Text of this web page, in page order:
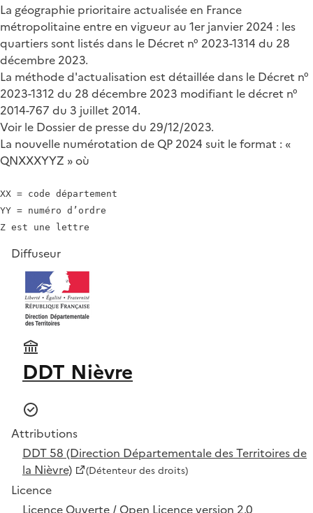
La géographie prioritaire actualisée en France
métropolitaine entre en vigueur au 1er janvier 2024 : les
quartiers sont listés dans le Décret n° 2023-1314 du 28
décembre 2023.
La méthode d'actualisation est détaillée dans le Décret n°
2023-1312 du 28 décembre 2023 modifiant le décret n°
2014-767 du 3 juillet 2014.
Voir le Dossier de presse du 29/12/2023.
La nouvelle numérotation de QP 2024 suit le format : «
QNXXXYYZ » où
XX = code département
YY = numéro d’ordre
Diffuseur
DDT Nièvre
Attributions
DDT 58 (Direction Départementale des Territoires de
la Nièvre)
(Détenteur des droits)
Licence
Licence Ouverte / Open Licence version 2.0